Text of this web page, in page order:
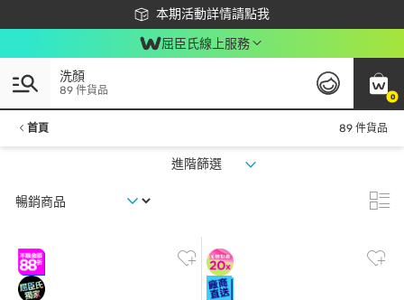
本期活動詳情請點我
下載app最高回饋$350
屈臣氏線上服務
0
洗顏
89 件貨品
首頁 89 件貨品
進階篩選